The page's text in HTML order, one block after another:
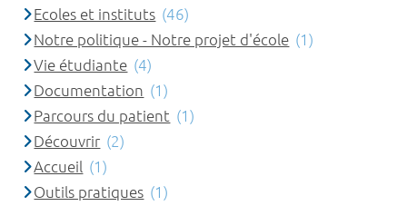
Ecoles et instituts (46)
Notre politique - Notre projet d'école (1)
Vie étudiante (4)
Documentation (1)
Parcours du patient (1)
Découvrir (2)
Accueil (1)
Outils pratiques (1)